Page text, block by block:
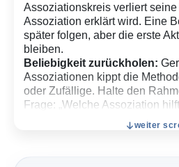
Assoziationskreis verliert
Assoziation erklärt wird. Eine
später folgen, aber die erste
bleiben.
Beliebigkeit zurückholen:
Assoziationen kippt die
oder Zufällige. Halte den
Frage: „Welche Assoziation
Sprachdruck senken:
Halbsätze oder
weiter